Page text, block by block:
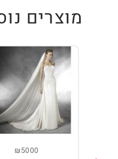
מוצרים
₪5000